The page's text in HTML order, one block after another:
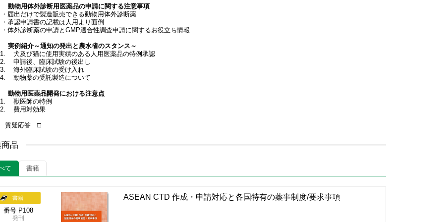
動物用体外診断用医薬品の申請に関する注意事項
届出だけで製造販売できる動物用体外診断薬
承認申請書の記載は人用より面倒
体外診断薬の申請とGMP適合性調査申請に関するお役立ち情報
実例紹介～通知の発出と農水省のスタンス～
犬及び猫に使用実績のある人用医薬品の特例承認
申請後、臨床試験の後出し
海外臨床試験の受け入れ
動物薬の受託製造について
動物用医薬品開発における注意点
獣医師の特例
費用対効果
質疑応答 □
品
て 書籍
書籍
番号 P108
発刊
ASEAN CTD 作成・申請対応と各国特有の薬事制度/要求事項